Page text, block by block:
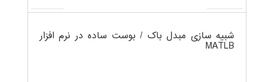
شبیه سازی مبدل باک / بوست ساده در نرم افزار
MATLB